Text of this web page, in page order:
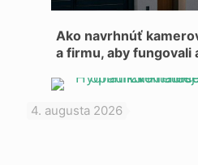
Ako navrhnúť
a firmu, aby fungovali
4. augusta 2026